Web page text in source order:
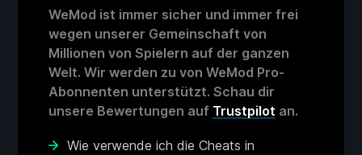
WeMod ist immer sicher und immer frei
wegen unserer Gemeinschaft von
Millionen von Spielern auf der ganzen
Welt. Wir werden zu von WeMod Pro-
Abonnenten unterstützt. Schau dir
unsere Bewertungen auf Trustpilot an.
Wie verwende ich die Cheats in